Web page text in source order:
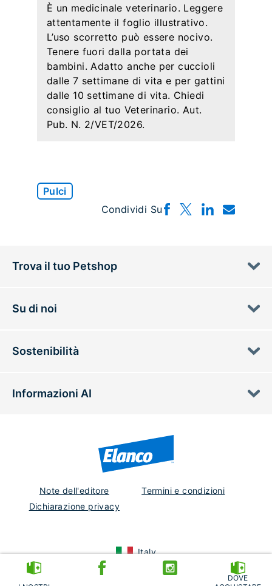
È un medicinale veterinario. Leggere
attentamente il foglio illustrativo.
L’uso scorretto può essere nocivo.
Tenere fuori dalla portata dei
bambini. Adatto anche per cuccioli
dalle 7 settimane di vita e per gattini
dalle 10 settimane di vita. Chiedi
consiglio al tuo Veterinario. Aut.
Pub. N. 2/VET/2026.
Pulci
Condividi Su
Trova il tuo Petshop
Su di noi
Sostenibilità
Informazioni AI
Note dell'editore
Termini e condizioni
Dichiarazione privacy
Italy
EM-IT-25-0137
Ottobre 2025
DOVE